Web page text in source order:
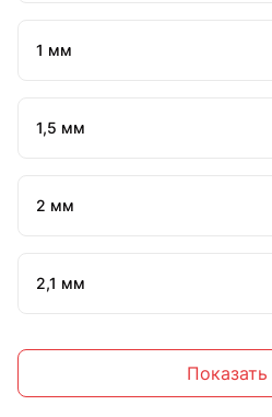
1 мм
1,5 мм
2 мм
2,1 мм
Показать